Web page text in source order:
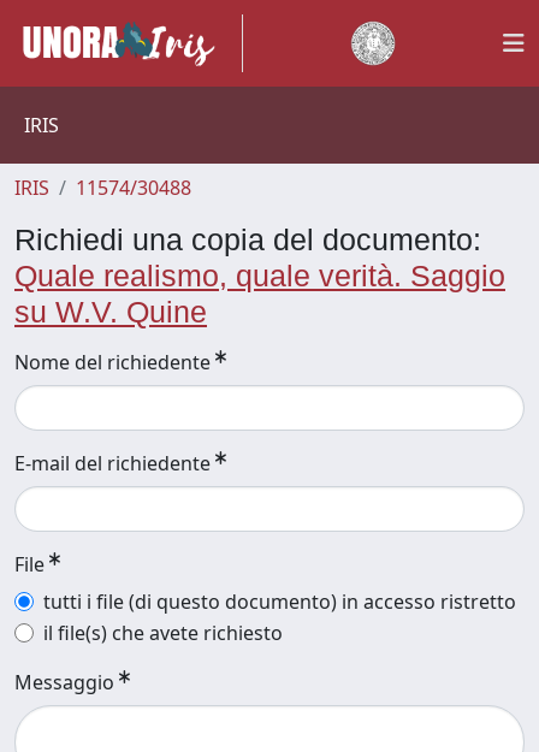
IRIS
IRIS 11574/30488
Richiedi una copia del documento:
Quale realismo, quale verità. Saggio
su W.V. Quine
Nome del richiedente
E-mail del richiedente
File
tutti i file (di questo documento) in accesso ristretto
il file(s) che avete richiesto
Messaggio